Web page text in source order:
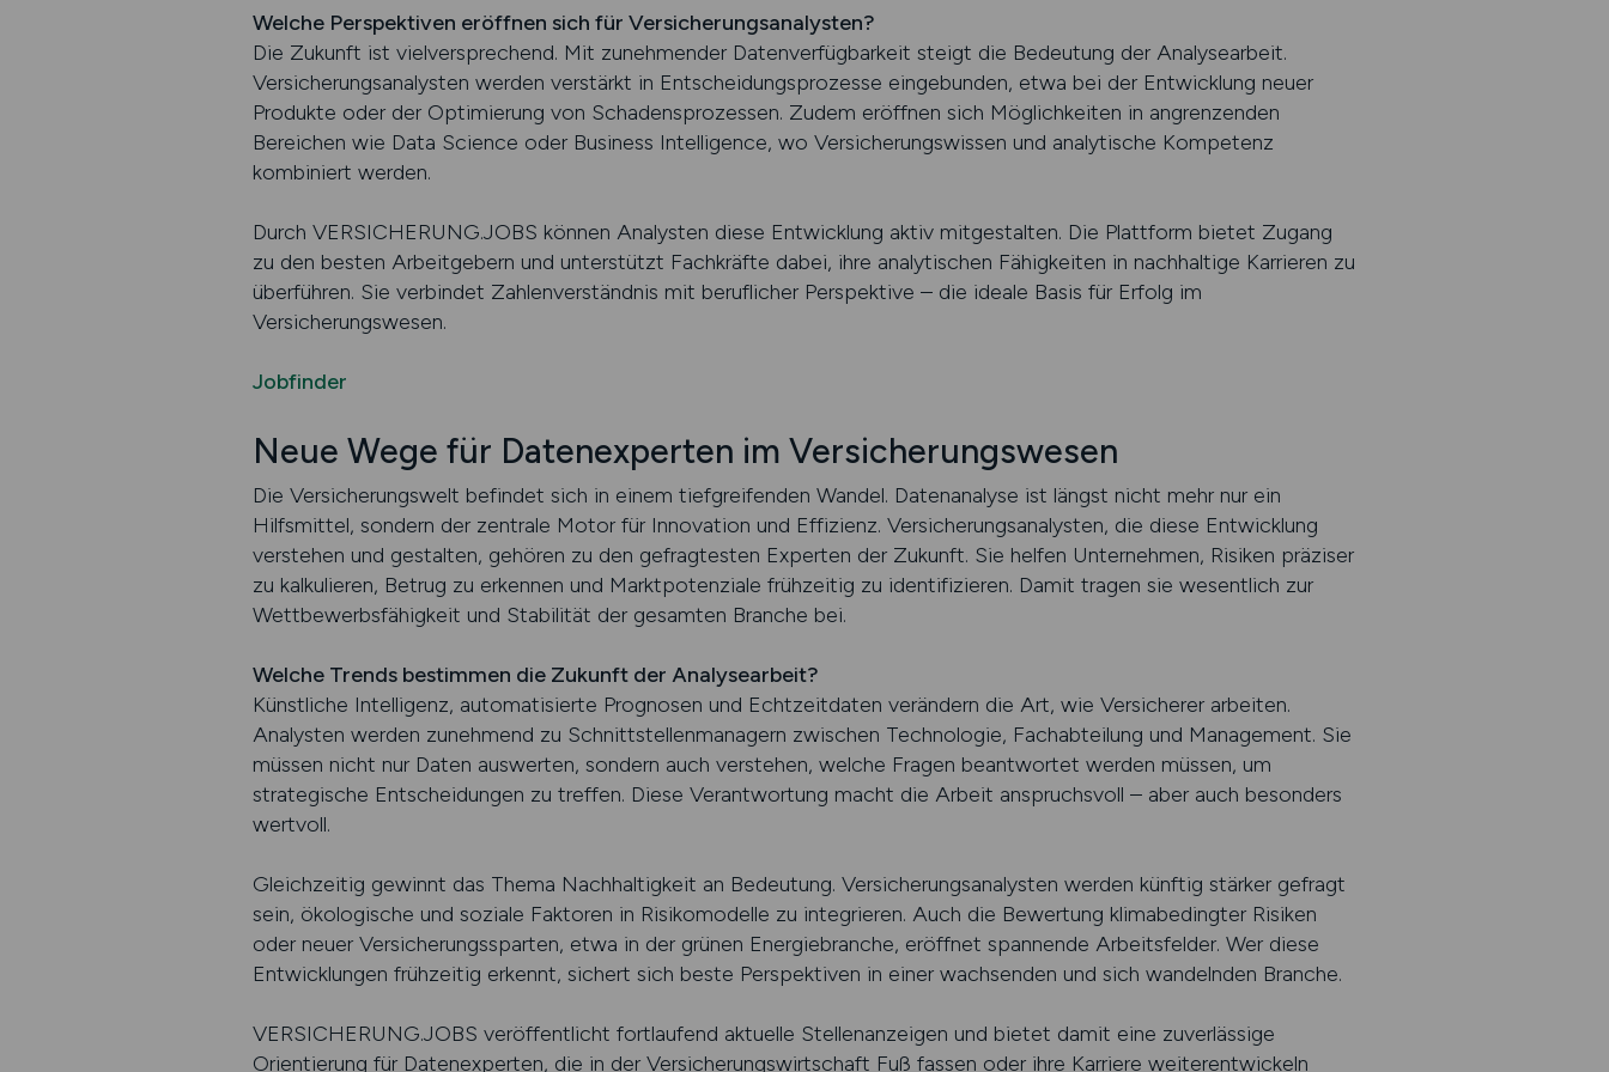
Welche Perspektiven eröffnen sich für Versicherungsanalysten?
Die Zukunft ist vielversprechend. Mit zunehmender Datenverfügbarkeit steigt die Bedeutung der Analysearbeit.
Versicherungsanalysten werden verstärkt in Entscheidungsprozesse eingebunden, etwa bei der Entwicklung neuer
Produkte oder der Optimierung von Schadensprozessen. Zudem eröffnen sich Möglichkeiten in angrenzenden
Bereichen wie Data Science oder Business Intelligence, wo Versicherungswissen und analytische Kompetenz
kombiniert werden.
Durch VERSICHERUNG.JOBS können Analysten diese Entwicklung aktiv mitgestalten. Die Plattform bietet Zugang
zu den besten Arbeitgebern und unterstützt Fachkräfte dabei, ihre analytischen Fähigkeiten in nachhaltige Karrieren zu
überführen. Sie verbindet Zahlenverständnis mit beruflicher Perspektive – die ideale Basis für Erfolg im
Versicherungswesen.
Jobfinder
Neue Wege für Datenexperten im Versicherungswesen
Die Versicherungswelt befindet sich in einem tiefgreifenden Wandel. Datenanalyse ist längst nicht mehr nur ein
Hilfsmittel, sondern der zentrale Motor für Innovation und Effizienz. Versicherungsanalysten, die diese Entwicklung
verstehen und gestalten, gehören zu den gefragtesten Experten der Zukunft. Sie helfen Unternehmen, Risiken präziser
zu kalkulieren, Betrug zu erkennen und Marktpotenziale frühzeitig zu identifizieren. Damit tragen sie wesentlich zur
Wettbewerbsfähigkeit und Stabilität der gesamten Branche bei.
Welche Trends bestimmen die Zukunft der Analysearbeit?
Künstliche Intelligenz, automatisierte Prognosen und Echtzeitdaten verändern die Art, wie Versicherer arbeiten.
Analysten werden zunehmend zu Schnittstellenmanagern zwischen Technologie, Fachabteilung und Management. Sie
müssen nicht nur Daten auswerten, sondern auch verstehen, welche Fragen beantwortet werden müssen, um
strategische Entscheidungen zu treffen. Diese Verantwortung macht die Arbeit anspruchsvoll – aber auch besonders
wertvoll.
Gleichzeitig gewinnt das Thema Nachhaltigkeit an Bedeutung. Versicherungsanalysten werden künftig stärker gefragt
sein, ökologische und soziale Faktoren in Risikomodelle zu integrieren. Auch die Bewertung klimabedingter Risiken
oder neuer Versicherungssparten, etwa in der grünen Energiebranche, eröffnet spannende Arbeitsfelder. Wer diese
Entwicklungen frühzeitig erkennt, sichert sich beste Perspektiven in einer wachsenden und sich wandelnden Branche.
VERSICHERUNG.JOBS veröffentlicht fortlaufend aktuelle Stellenanzeigen und bietet damit eine zuverlässige
Orientierung für Datenexperten, die in der Versicherungswirtschaft Fuß fassen oder ihre Karriere weiterentwickeln